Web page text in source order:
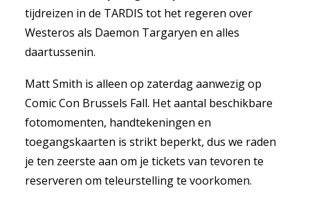
tijdreizen in de TARDIS tot het regeren over
Westeros als Daemon Targaryen en alles
daartussenin.
Matt Smith is alleen op zaterdag aanwezig op
Comic Con Brussels Fall. Het aantal beschikbare
fotomomenten, handtekeningen en
toegangskaarten is strikt beperkt, dus we raden
je ten zeerste aan om je tickets van tevoren te
reserveren om teleurstelling te voorkomen.